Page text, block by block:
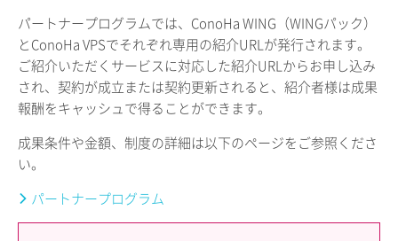
パートナープログラムでは、ConoHa WING（WINGパック）
とConoHa VPSでそれぞれ専用の紹介URLが発行されます。
ご紹介いただくサービスに対応した紹介URLからお申し込み
され、契約が成立または契約更新されると、紹介者様は成果
報酬をキャッシュで得ることができます。
成果条件や金額、制度の詳細は以下のページをご参照くださ
い。
パートナープログラム